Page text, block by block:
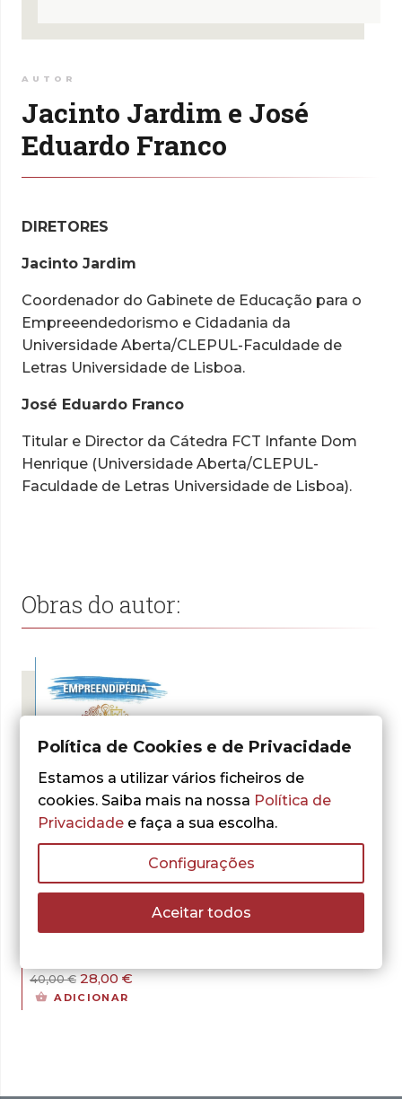
AUTOR
Jacinto Jardim e José
Eduardo Franco
DIRETORES
Jacinto Jardim
Coordenador do Gabinete de Educação para o
Empreeendedorismo e Cidadania da
Universidade Aberta/CLEPUL-Faculdade de
Letras Universidade de Lisboa.
José Eduardo Franco
Titular e Director da Cátedra FCT Infante Dom
Henrique (Universidade Aberta/CLEPUL-
Faculdade de Letras Universidade de Lisboa).
Obras do autor:
Eduardo Franco
40,00€ O
preço
28,00€O
ADICIONAR
Política de Cookies e de Privacidade
Estamos a utilizar vários ficheiros de
cookies. Saiba mais na nossa Política de
Privacidade e faça a sua escolha.
Configurações
Aceitar todos